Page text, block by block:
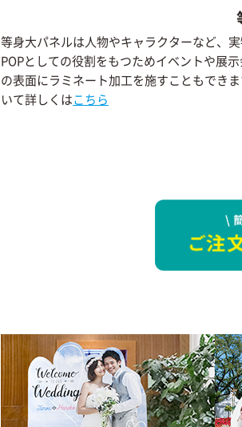
等身大パネルは人物やキャラクターなど、
POPとしての役割をもつためイベントや展
の表面にラミネート加工を施すこともでき
いて詳しくはこちら